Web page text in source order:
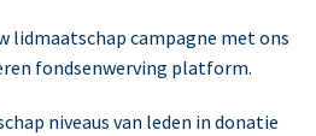
lidmaatschap campagne met ons
fondsenwerving platform.
niveaus van leden in donatie